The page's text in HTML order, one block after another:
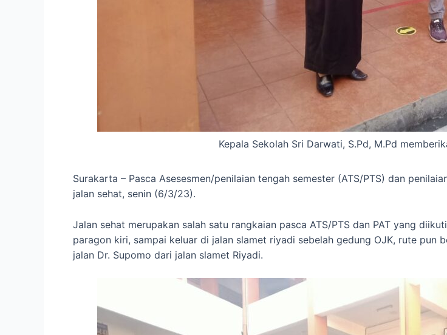
Kepala Sekolah Sri Darwati, S.Pd, M.Pd
Surakarta – Pasca Asesesmen/penilaian tengah semester (ATS/PTS) dan
jalan sehat, senin (6/3/23).
Jalan sehat merupakan salah satu rangkaian pasca ATS/PTS dan PAT yang
paragon kiri, sampai keluar di jalan slamet riyadi sebelah gedung OJK, rute pun
jalan Dr. Supomo dari jalan slamet Riyadi.